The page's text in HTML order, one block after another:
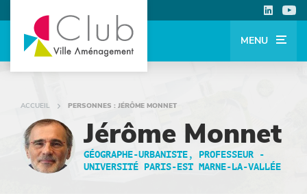
MENU
ACCUEIL PERSONNES : JÉRÔME MONNET
Jérôme Monnet
GÉOGRAPHE-URBANISTE, PROFESSEUR -
UNIVERSITÉ PARIS-EST MARNE-LA-VALLÉE